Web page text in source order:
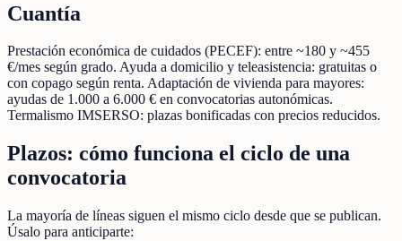
Cuantía
Prestación económica de cuidados (PECEF): entre ~180 y ~455
€/mes según grado. Ayuda a domicilio y teleasistencia: gratuitas o
con copago según renta. Adaptación de vivienda para mayores:
ayudas de 1.000 a 6.000 € en convocatorias autonómicas.
Termalismo IMSERSO: plazas bonificadas con precios reducidos.
Plazos: cómo funciona el ciclo de una
convocatoria
La mayoría de líneas siguen el mismo ciclo desde que se publican.
Úsalo para anticiparte: